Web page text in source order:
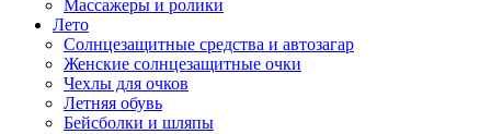
Массажеры и ролики
Лето
Солнцезащитные средства и автозагар
Женские солнцезащитные очки
Чехлы для очков
Летняя обувь
Бейсболки и шляпы